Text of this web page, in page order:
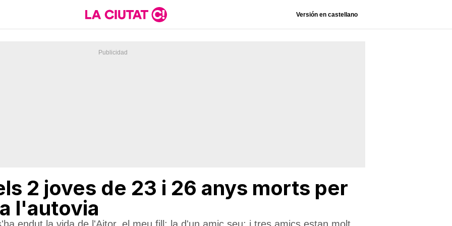
Versión en castellano
2 joves de 23 i 26 anys morts per
l'autovia